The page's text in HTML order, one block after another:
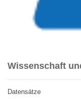
Wissenschaft
Datensätze